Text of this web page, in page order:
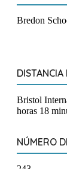
Bredon
DISTANCIA
Bristol
horas 18
NÚMERO